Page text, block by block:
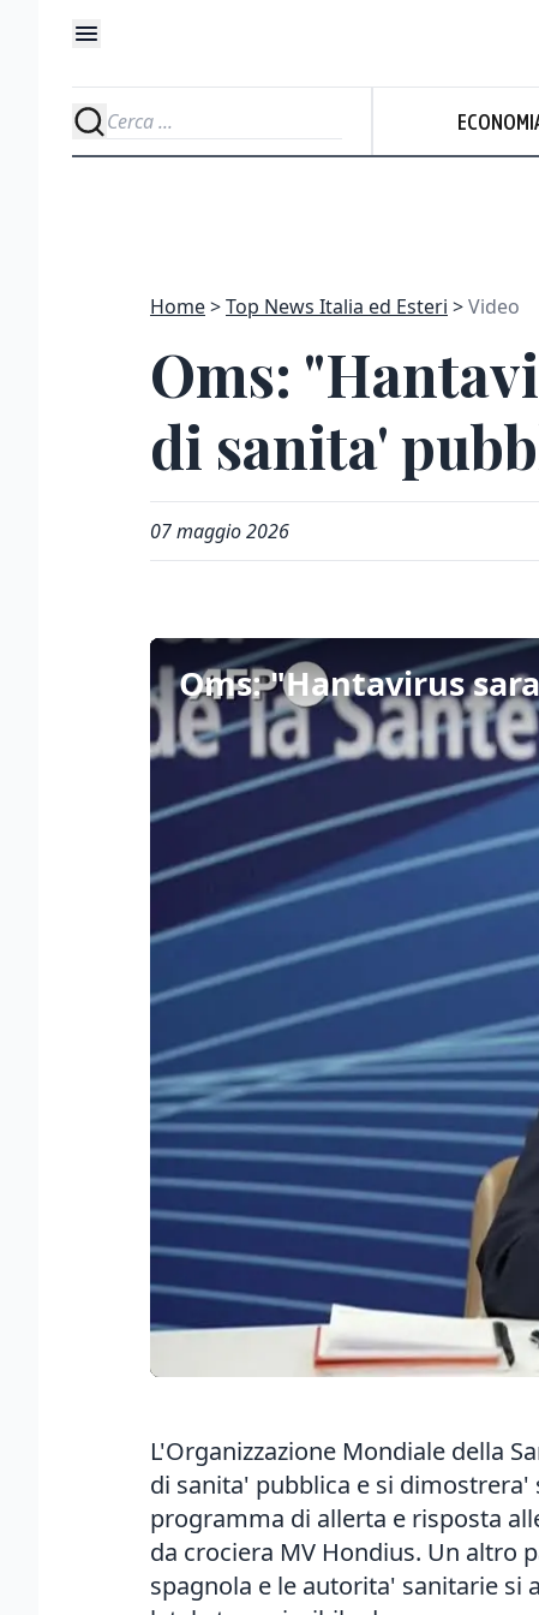
Home Top News Italia ed Esteri Video
Oms:
di sanita'
07 maggio 2026
Oms: "Hantavirus
L'Organizzazione Mondiale della
di sanita' pubblica e si
programma di allerta e risposta
da crociera MV Hondius. Un altro
spagnola e le autorita' sanitarie si